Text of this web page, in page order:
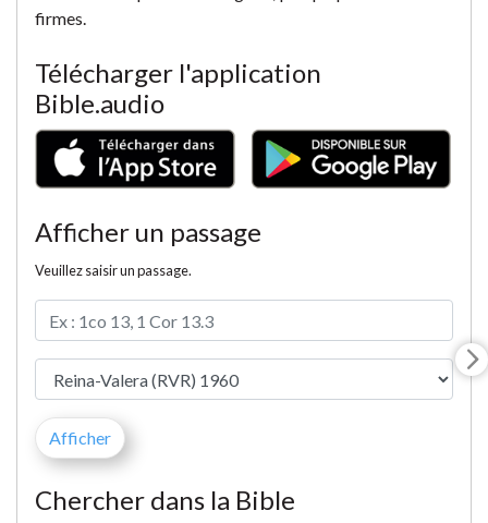
firmes.
Télécharger l'application
Bible.audio
Afficher un passage
Veuillez saisir un passage.
Chercher dans la Bible